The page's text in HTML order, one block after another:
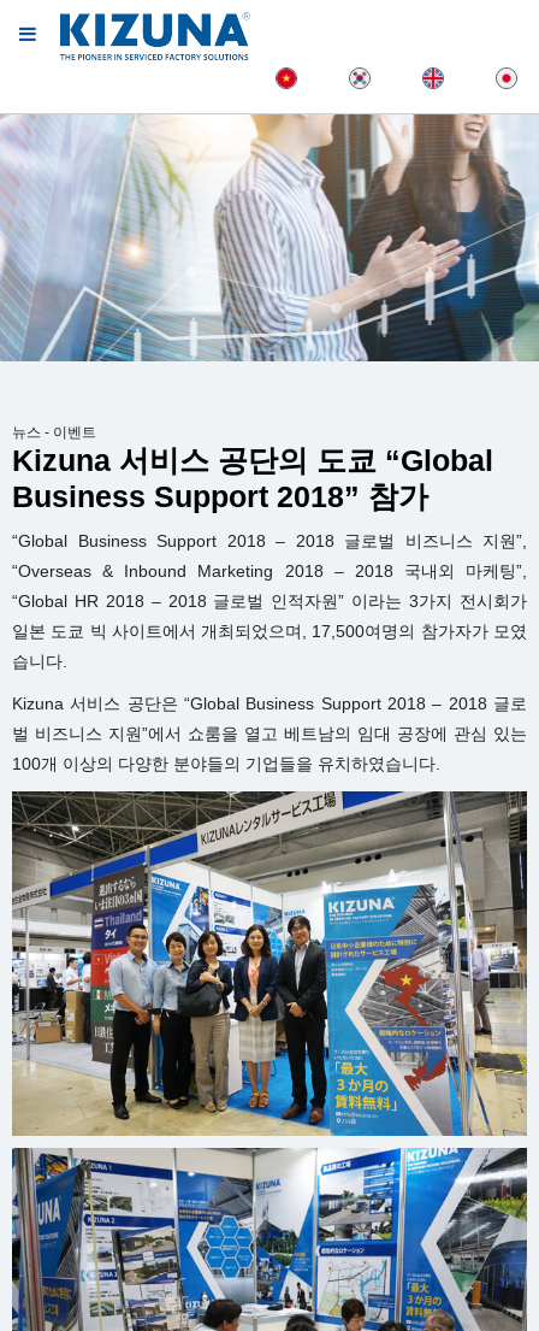
뉴스 - 이벤트
Kizuna 서비스 공단의 도쿄 “Global
Business Support 2018” 참가
“Global Business Support 2018 – 2018 글로벌 비즈니스 지원”,
“Overseas & Inbound Marketing 2018 – 2018 국내외 마케팅”,
“Global HR 2018 – 2018 글로벌 인적자원” 이라는 3가지 전시회가
일본 도쿄 빅 사이트에서 개최되었으며, 17,500여명의 참가자가 모였
습니다.
Kizuna 서비스 공단은 “Global Business Support 2018 – 2018 글로
벌 비즈니스 지원”에서 쇼룸을 열고 베트남의 임대 공장에 관심 있는
100개 이상의 다양한 분야들의 기업들을 유치하였습니다.